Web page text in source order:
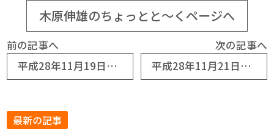
木原伸雄のちょっとと～くページへ
前の記事へ
平成28年11月19日（№7157） 呑気な沖縄県知事
次の記事へ
平成28年11月21日（№7159） 相続税対策をぼつぼつ
最新の記事